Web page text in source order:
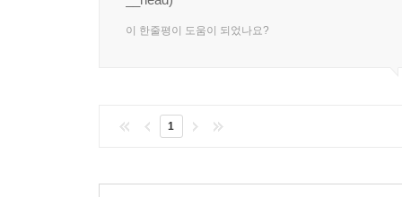
이 한줄평이 도움이 되었나요?
1